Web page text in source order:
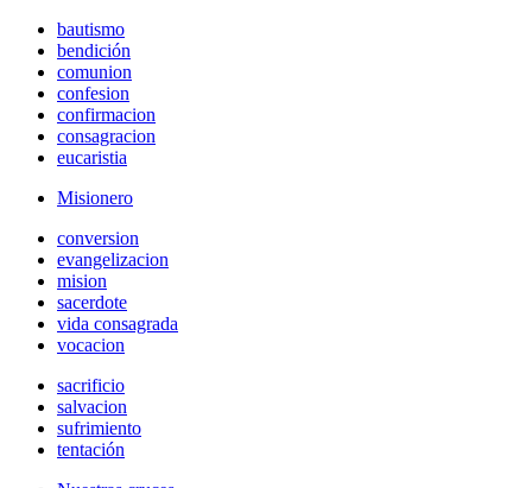
bautismo
bendición
comunion
confesion
confirmacion
consagracion
eucaristia
Misionero
conversion
evangelizacion
mision
sacerdote
vida consagrada
vocacion
sacrificio
salvacion
sufrimiento
tentación